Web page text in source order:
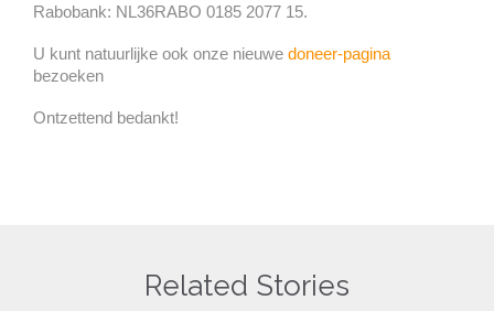
Rabobank: NL36RABO 0185 2077 15.
U kunt natuurlijke ook onze nieuwe doneer-pagina
bezoeken
Ontzettend bedankt!
Related Stories